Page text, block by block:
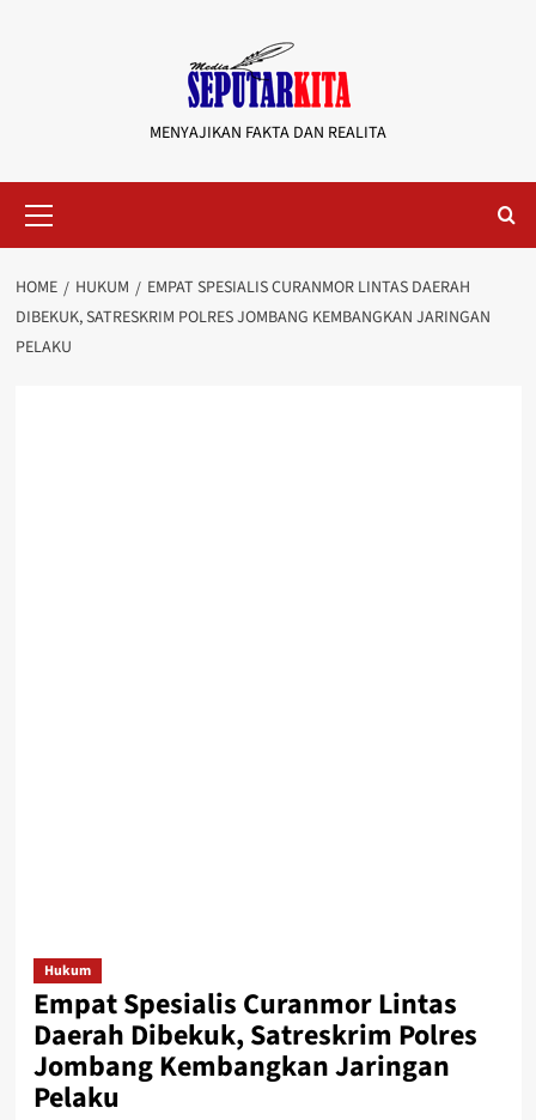
MENYAJIKAN FAKTA DAN REALITA
Menu
HOME HUKUM
EMPAT SPESIALIS CURANMOR LINTAS DAERAH
DIBEKUK, SATRESKRIM POLRES JOMBANG KEMBANGKAN JARINGAN
PELAKU
Hukum
Empat Spesialis Curanmor Lintas
Daerah Dibekuk, Satreskrim Polres
Jombang Kembangkan Jaringan
Pelaku